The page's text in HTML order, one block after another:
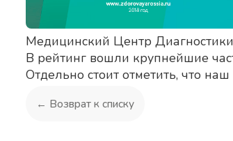
Медицинский Центр
В рейтинг вошли крупнейшие
Отдельно стоит отметить, что
← Возврат к списку